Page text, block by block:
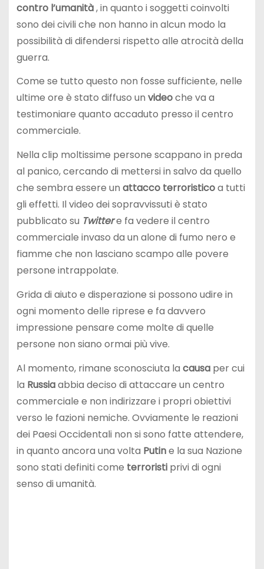
contro l’umanità, in quanto i soggetti coinvolti
sono dei civili che non hanno in alcun modo la
possibilità di difendersi rispetto alle atrocità della
guerra.
Come se tutto questo non fosse sufficiente, nelle
ultime ore è stato diffuso un videoche va a
testimoniare quanto accaduto presso il centro
commerciale.
Nella clip moltissime persone scappano in preda
al panico, cercando di mettersi in salvo da quello
che sembra essere un attacco terroristicoa tutti
gli effetti. Il video dei sopravvissuti è stato
pubblicato su Twittere fa vedere il centro
commerciale invaso da un alone di fumo nero e
fiamme che non lasciano scampo alle povere
persone intrappolate.
Grida di aiuto e disperazione si possono udire in
ogni momento delle riprese e fa davvero
impressione pensare come molte di quelle
persone non siano ormai più vive.
Al momento, rimane sconosciuta la causaper cui
la Russiaabbia deciso di attaccare un centro
commerciale e non indirizzare i propri obiettivi
verso le fazioni nemiche. Ovviamente le reazioni
dei Paesi Occidentali non si sono fatte attendere,
in quanto ancora una volta Putine la sua Nazione
sono stati definiti come terroristiprivi di ogni
senso di umanità.